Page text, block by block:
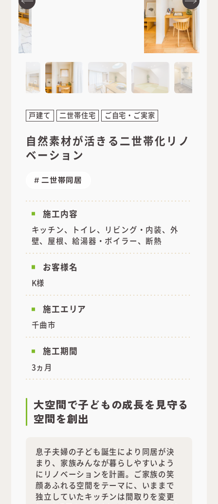
戸建て 二世帯住宅 ご自宅・ご実家
自然素材が活きる二世帯化リノ
ベーション
二世帯同居
施工内容
キッチン、トイレ、リビング・内装、外
壁、屋根、給湯器・ボイラー、断熱
お客様名
K様
施工エリア
千曲市
施工期間
3ヵ月
大空間で子どもの成長を見守る
空間を創出
息子夫婦の子ども誕生により同居が決
まり、家族みんなが暮らしやすいよう
にリノベーションを計画。ご家族の笑
顔あふれる空間をテーマに、いままで
独立していたキッチンは間取りを変更